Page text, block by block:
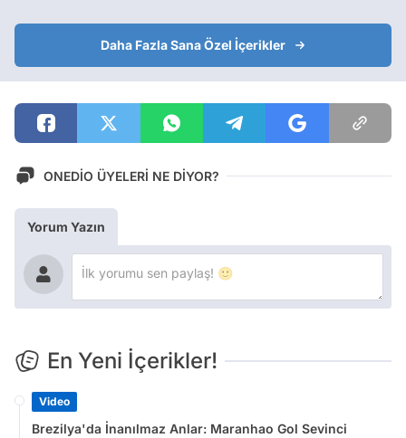
Daha Fazla Sana Özel İçerikler
ONEDİO ÜYELERİ NE DİYOR?
Yorum Yazın
En Yeni İçerikler!
Video
Brezilya'da İnanılmaz Anlar: Maranhao Gol Sevinci